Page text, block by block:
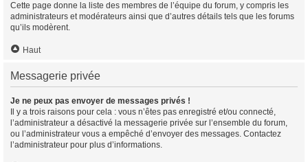
Cette page donne la liste des membres de l’équipe du forum, y compris les
administrateurs et modérateurs ainsi que d’autres détails tels que les forums
qu’ils modèrent.
Haut
Messagerie privée
Je ne peux pas envoyer de messages privés !
Il y a trois raisons pour cela : vous n’êtes pas enregistré et/ou connecté,
l’administrateur a désactivé la messagerie privée sur l’ensemble du forum,
ou l’administrateur vous a empêché d’envoyer des messages. Contactez
l’administrateur pour plus d’informations.